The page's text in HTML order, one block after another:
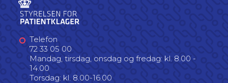
Telefon
72 33 05 00
Mandag, tirsdag, onsdag og fredag: kl. 8.00 -
14.00
Torsdag: kl. 8.00-16.00